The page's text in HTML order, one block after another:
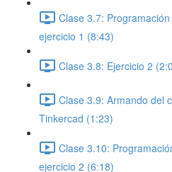
Clase 3.7:
ejercicio 1 (8:43)
Clase 3.8: Ejercicio 2
Clase 3.9: Armando del
Tinkercad (1:23)
Clase 3.10:
ejercicio 2 (6:18)